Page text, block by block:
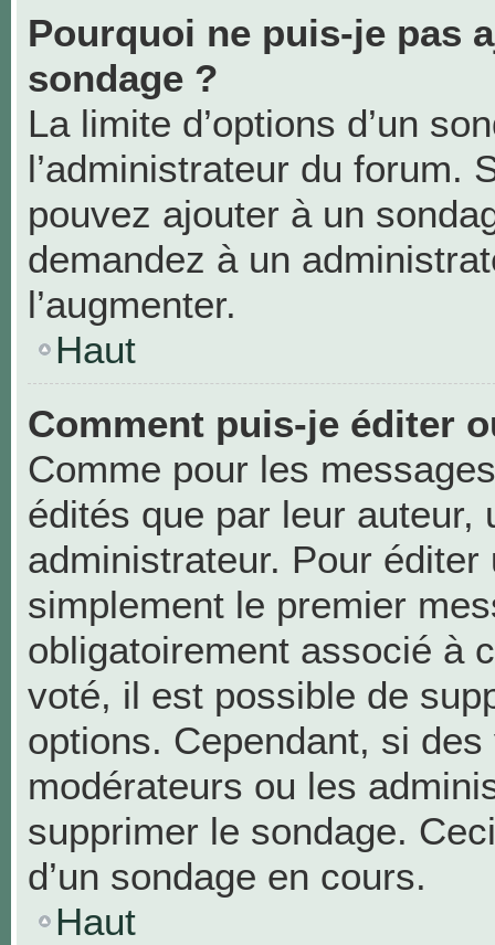
Pourquoi ne puis-je pas
sondage ?
La limite d’options d’un
l’administrateur du forum.
pouvez ajouter à un
demandez à un
l’augmenter.
Haut
Comment puis-je éditer
Comme pour les
édités que par leur auteur,
administrateur. Pour
simplement le premier
obligatoirement associé à
voté, il est possible de
options. Cependant, si
modérateurs ou les
supprimer le sondage.
d’un sondage en cours.
Haut